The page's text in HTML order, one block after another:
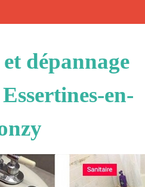
dépannage
en-